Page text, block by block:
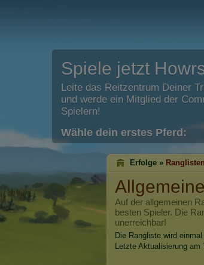
Spiele jetzt
Leite das Reitzentrum Deiner
und werde ein Mitglied der
Spielern!
Wähle dein erstes Pferd:
Erfolge » Ranglisten
Auf der allgemeinen
besten Spieler. Die
unerreichbar!
Die Rangliste wird
Letzte Aktualisierung am